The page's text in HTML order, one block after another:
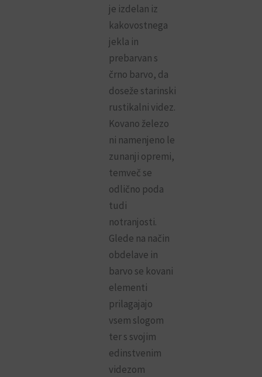
je izdelan iz
kakovostnega
jekla in
prebarvan s
črno barvo, da
doseže starinski
rustikalni videz.
Kovano železo
ni namenjeno le
zunanji opremi,
temveč se
odlično poda
tudi
notranjosti.
Glede na način
obdelave in
barvo se kovani
elementi
prilagajajo
vsem slogom
ter s svojim
edinstvenim
videzom